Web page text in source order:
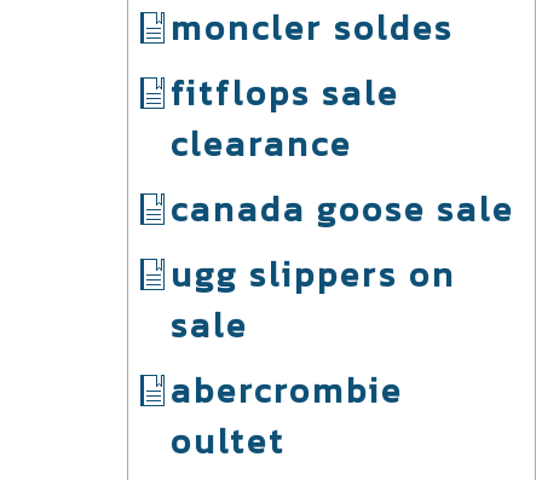
moncler soldes
fitflops sale
clearance
canada goose sale
ugg slippers on
sale
abercrombie
oultet